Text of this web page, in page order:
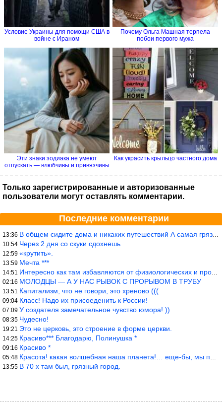
Условие Украины для помощи США в
войне с Ираном
Почему Ольга Машная терпела
побои первого мужа
Эти знаки зодиака не умеют
отпускать — влюбчивы и привязчивы
Как украсить крыльцо частного дома
Только зарегистрированные и авторизованные
пользователи могут оставлять комментарии.
Последние комментарии
13:36 В общем сидите дома и никаких путешествий А самая грязная в от
10:54 Через 2 дня со скуки сдохнешь
12:59 «крутить».
13:59 Мечта ***
14:51 Интересно как там избавляются от физиологических и прочих отходо
02:16 МОЛОДЦЫ — А У НАС РЫВОК С ПРОРЫВОМ В ТРУБУ
13:51 Капитализм, что не говори, это хреново (((
09:04 Класс! Надо их присоеденить к России!
07:09 У создателя замечательное чувство юмора! ))
08:35 Чудесно!
19:21 Это не церковь, это строение в форме церкви.
14:25 Красиво*** Благодарю, Полинушка *
09:16 Красиво *
05:48 Красота! какая волшебная наша планета!… еще-бы, мы понимали это…
13:55 В 70 х там был, грязный город.